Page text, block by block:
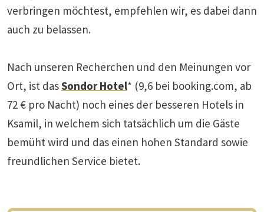
verbringen möchtest, empfehlen wir, es dabei dann
auch zu belassen.
Nach unseren Recherchen und den Meinungen vor
Ort, ist dasSondor Hotel* (9,6 bei booking.com, ab
72 € pro Nacht) noch eines der besseren Hotels in
Ksamil, in welchem sich tatsächlich um die Gäste
bemüht wird und das einen hohen Standard sowie
freundlichen Service bietet.